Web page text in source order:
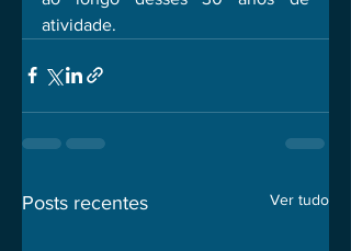
atividade.
Posts recentes Ver tudo